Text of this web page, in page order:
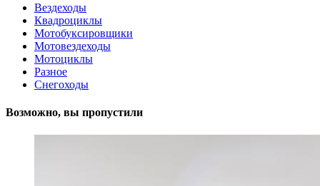
Вездеходы
Квадроциклы
Мотобуксировщики
Мотовездеходы
Мотоциклы
Разное
Снегоходы
Возможно, вы пропустили